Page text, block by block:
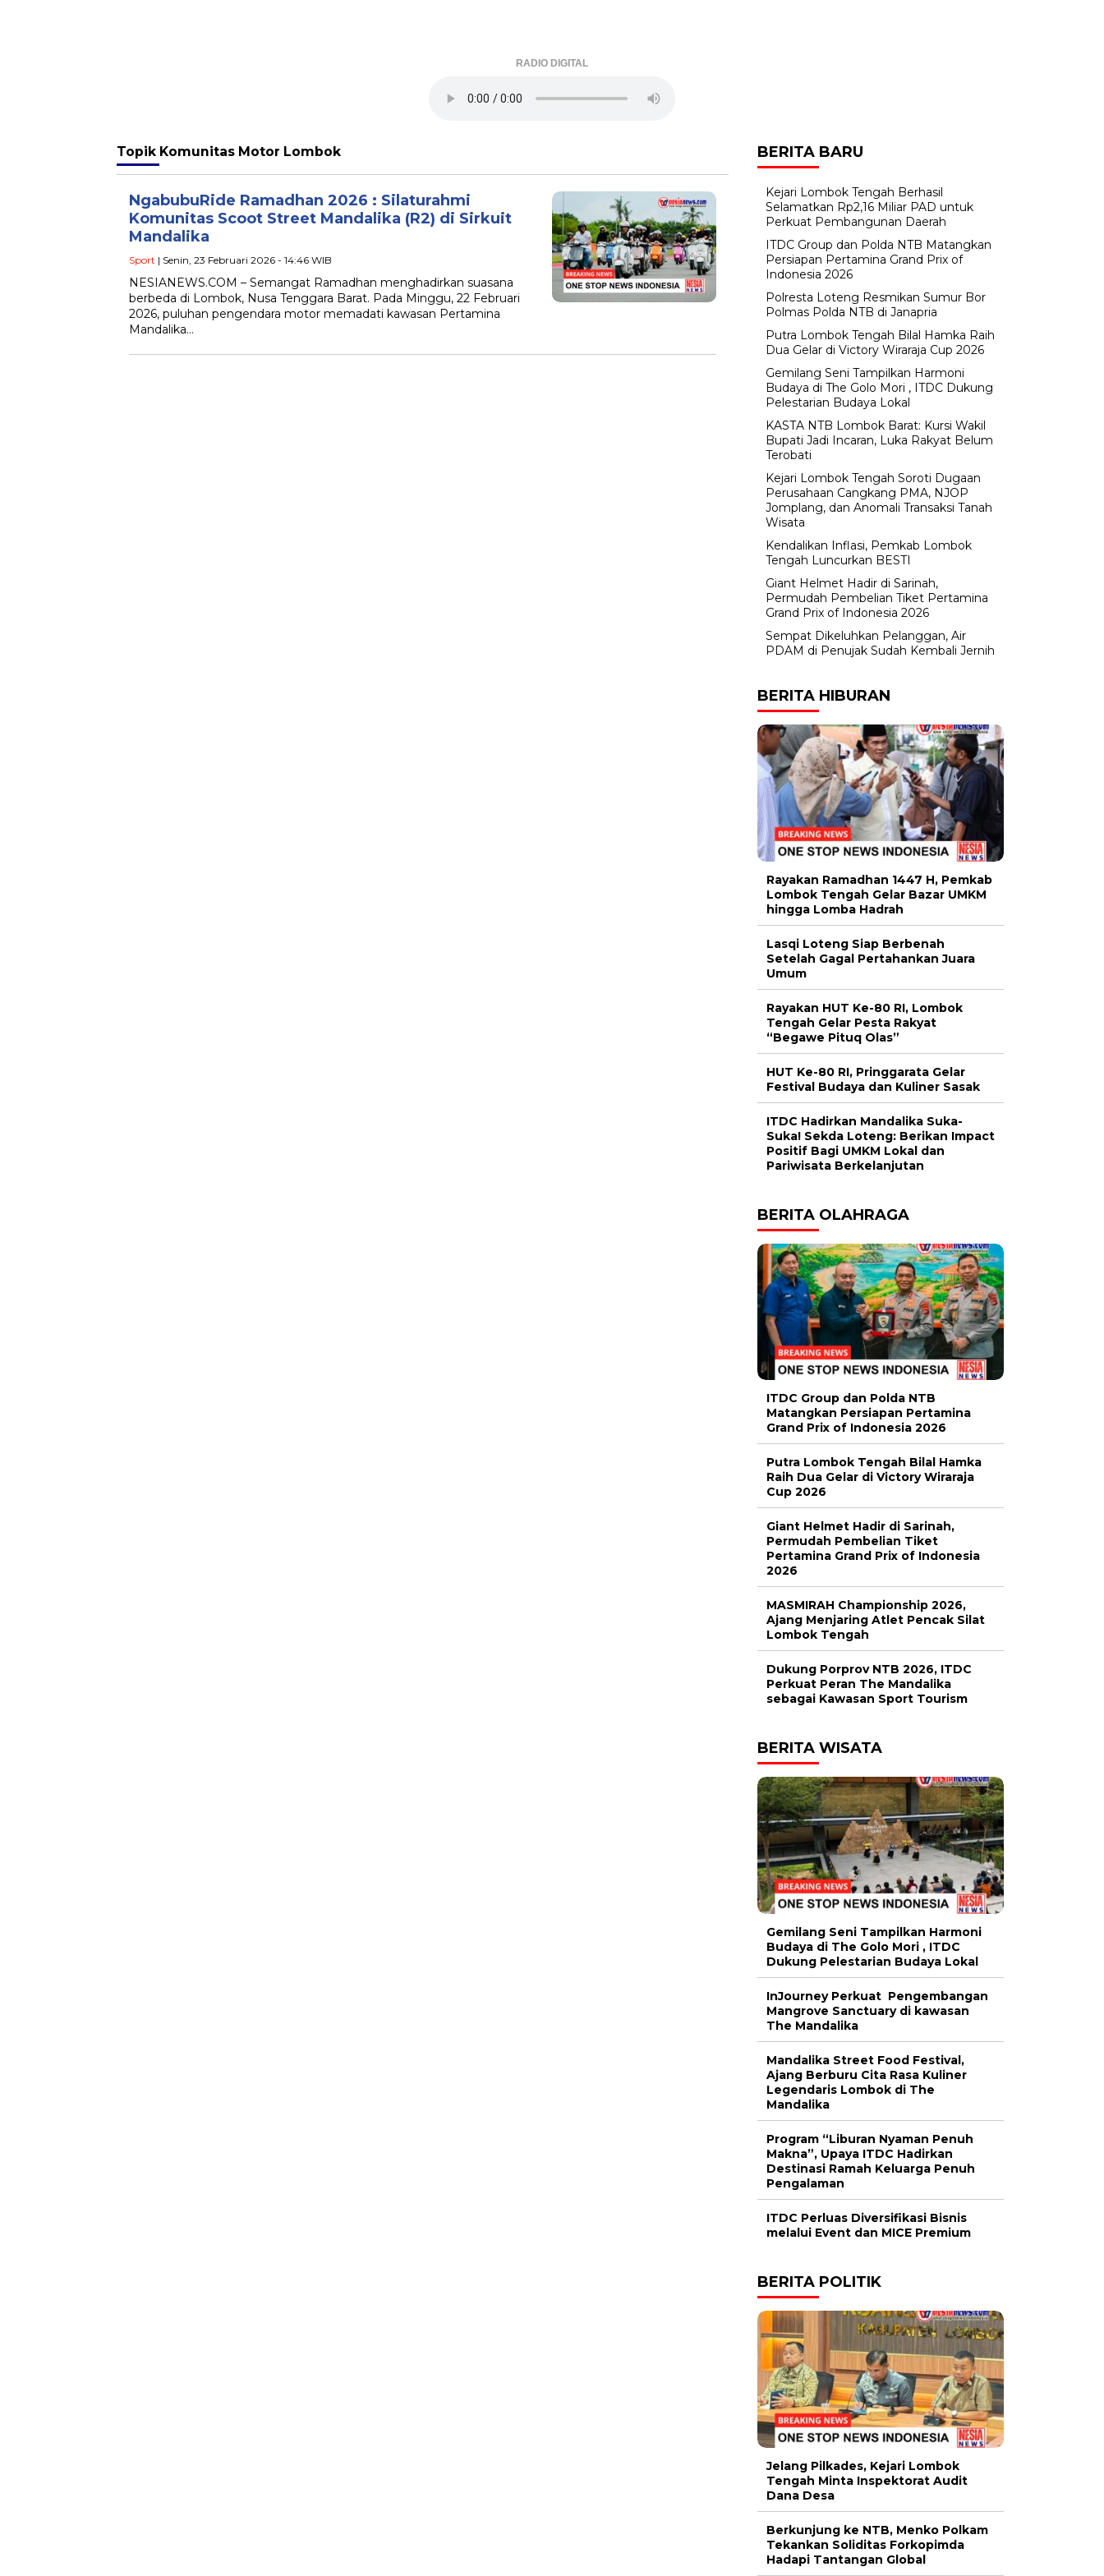
RADIO DIGITAL
Topik Komunitas Motor Lombok
NgabubuRide Ramadhan 2026 : Silaturahmi
Komunitas Scoot Street Mandalika (R2) di Sirkuit
Mandalika
Sport | Senin, 23 Februari 2026 - 14:46 WIB
NESIANEWS.COM – Semangat Ramadhan menghadirkan suasana
berbeda di Lombok, Nusa Tenggara Barat. Pada Minggu, 22 Februari
2026, puluhan pengendara motor memadati kawasan Pertamina
Mandalika…
BERITA BARU
Kejari Lombok Tengah Berhasil
Selamatkan Rp2,16 Miliar PAD untuk
Perkuat Pembangunan Daerah
ITDC Group dan Polda NTB Matangkan
Persiapan Pertamina Grand Prix of
Indonesia 2026
Polresta Loteng Resmikan Sumur Bor
Polmas Polda NTB di Janapria
Putra Lombok Tengah Bilal Hamka Raih
Dua Gelar di Victory Wiraraja Cup 2026
Gemilang Seni Tampilkan Harmoni
Budaya di The Golo Mori , ITDC Dukung
Pelestarian Budaya Lokal
KASTA NTB Lombok Barat: Kursi Wakil
Bupati Jadi Incaran, Luka Rakyat Belum
Terobati
Kejari Lombok Tengah Soroti Dugaan
Perusahaan Cangkang PMA, NJOP
Jomplang, dan Anomali Transaksi Tanah
Wisata
Kendalikan Inflasi, Pemkab Lombok
Tengah Luncurkan BESTI
Giant Helmet Hadir di Sarinah,
Permudah Pembelian Tiket Pertamina
Grand Prix of Indonesia 2026
Sempat Dikeluhkan Pelanggan, Air
PDAM di Penujak Sudah Kembali Jernih
BERITA HIBURAN
Rayakan Ramadhan 1447 H, Pemkab
Lombok Tengah Gelar Bazar UMKM
hingga Lomba Hadrah
Lasqi Loteng Siap Berbenah
Setelah Gagal Pertahankan Juara
Umum
Rayakan HUT Ke-80 RI, Lombok
Tengah Gelar Pesta Rakyat
“Begawe Pituq Olas”
HUT Ke-80 RI, Pringgarata Gelar
Festival Budaya dan Kuliner Sasak
ITDC Hadirkan Mandalika Suka-
Suka! Sekda Loteng: Berikan Impact
Positif Bagi UMKM Lokal dan
Pariwisata Berkelanjutan
BERITA OLAHRAGA
ITDC Group dan Polda NTB
Matangkan Persiapan Pertamina
Grand Prix of Indonesia 2026
Putra Lombok Tengah Bilal Hamka
Raih Dua Gelar di Victory Wiraraja
Cup 2026
Giant Helmet Hadir di Sarinah,
Permudah Pembelian Tiket
Pertamina Grand Prix of Indonesia
2026
MASMIRAH Championship 2026,
Ajang Menjaring Atlet Pencak Silat
Lombok Tengah
Dukung Porprov NTB 2026, ITDC
Perkuat Peran The Mandalika
sebagai Kawasan Sport Tourism
BERITA WISATA
Gemilang Seni Tampilkan Harmoni
Budaya di The Golo Mori , ITDC
Dukung Pelestarian Budaya Lokal
InJourney Perkuat Pengembangan
Mangrove Sanctuary di kawasan
The Mandalika
Mandalika Street Food Festival,
Ajang Berburu Cita Rasa Kuliner
Legendaris Lombok di The
Mandalika
Program “Liburan Nyaman Penuh
Makna”, Upaya ITDC Hadirkan
Destinasi Ramah Keluarga Penuh
Pengalaman
ITDC Perluas Diversifikasi Bisnis
melalui Event dan MICE Premium
BERITA POLITIK
Jelang Pilkades, Kejari Lombok
Tengah Minta Inspektorat Audit
Dana Desa
Berkunjung ke NTB, Menko Polkam
Tekankan Soliditas Forkopimda
Hadapi Tantangan Global